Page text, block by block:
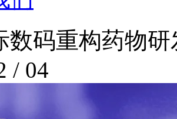
数码重构药物
/ 04